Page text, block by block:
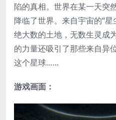
陷的真相。世界在某一天突
降临了世界。来自宇宙的“
绝大数的土地，无数生灵成
的力量还吸引了那些来自异
这个星球……
游戏画面：